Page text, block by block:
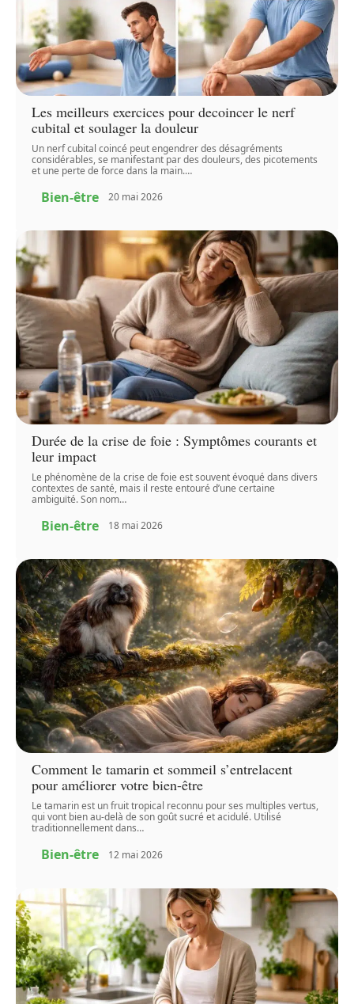
Les meilleurs exercices pour decoincer le nerf
cubital et soulager la douleur
Un nerf cubital coincé peut engendrer des désagréments
considérables, se manifestant par des douleurs, des picotements
et une perte de force dans la main.…
Bien-être 20 mai 2026
Durée de la crise de foie : Symptômes courants et
leur impact
Le phénomène de la crise de foie est souvent évoqué dans divers
contextes de santé, mais il reste entouré d’une certaine
ambiguïté. Son nom…
Bien-être 18 mai 2026
Comment le tamarin et sommeil s’entrelacent
pour améliorer votre bien-être
Le tamarin est un fruit tropical reconnu pour ses multiples vertus,
qui vont bien au-delà de son goût sucré et acidulé. Utilisé
traditionnellement dans…
Bien-être 12 mai 2026